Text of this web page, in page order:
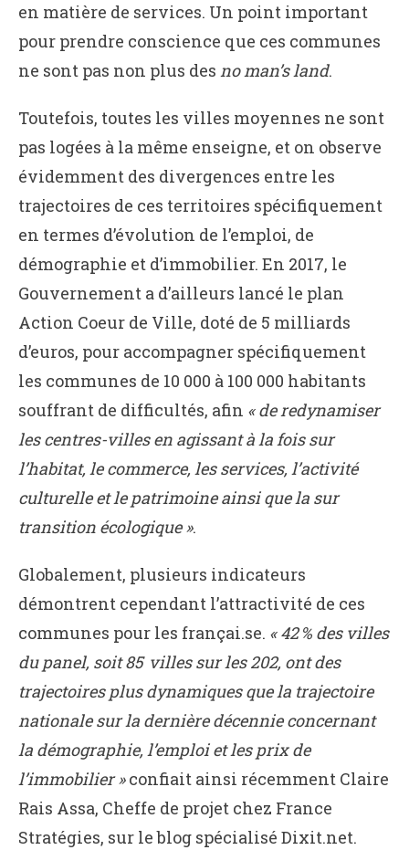
en matière de services. Un point important
pour prendre conscience que ces communes
ne sont pas non plus des no man’s land.
Toutefois, toutes les villes moyennes ne sont
pas logées à la même enseigne, et on observe
évidemment des divergences entre les
trajectoires de ces territoires spécifiquement
en termes d’évolution de l’emploi, de
démographie et d’immobilier. En 2017, le
Gouvernement a d’ailleurs lancé le plan
Action Coeur de Ville, doté de 5 milliards
d’euros, pour accompagner spécifiquement
les communes de 10 000 à 100 000 habitants
souffrant de difficultés, afin « de redynamiser
les centres-villes en agissant à la fois sur
l’habitat, le commerce, les services, l’activité
culturelle et le patrimoine ainsi que la sur
transition écologique ».
Globalement, plusieurs indicateurs
démontrent cependant l’attractivité de ces
communes pour les françai.se. « 42 % des villes
du panel, soit 85 villes sur les 202, ont des
trajectoires plus dynamiques que la trajectoire
nationale sur la dernière décennie concernant
la démographie, l’emploi et les prix de
l’immobilier »confiait ainsi récemment Claire
Rais Assa, Cheffe de projet chez France
Stratégies, sur le blog spécialisé Dixit.net.